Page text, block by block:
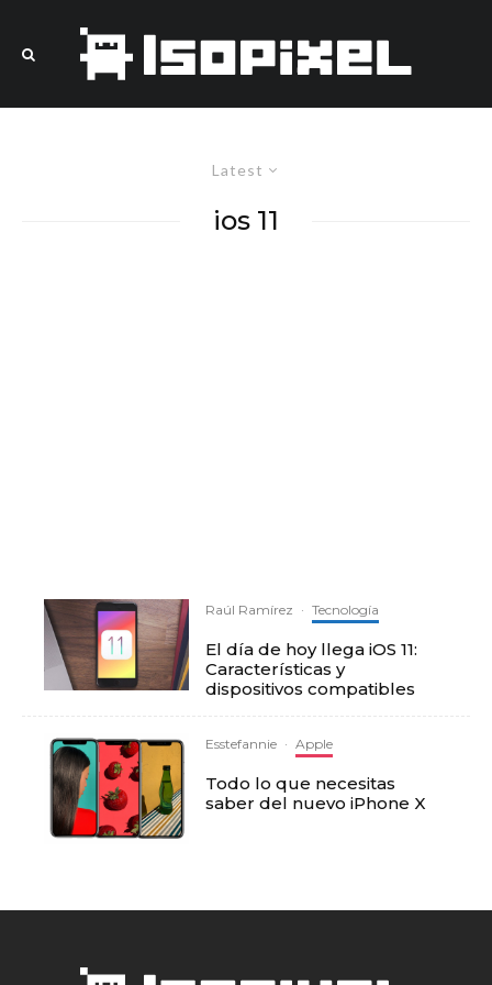
Latest
ios 11
Raúl Ramírez · Tecnología
El día de hoy llega iOS 11:
Características y
dispositivos compatibles
Esstefannie · Apple
Todo lo que necesitas
saber del nuevo iPhone X